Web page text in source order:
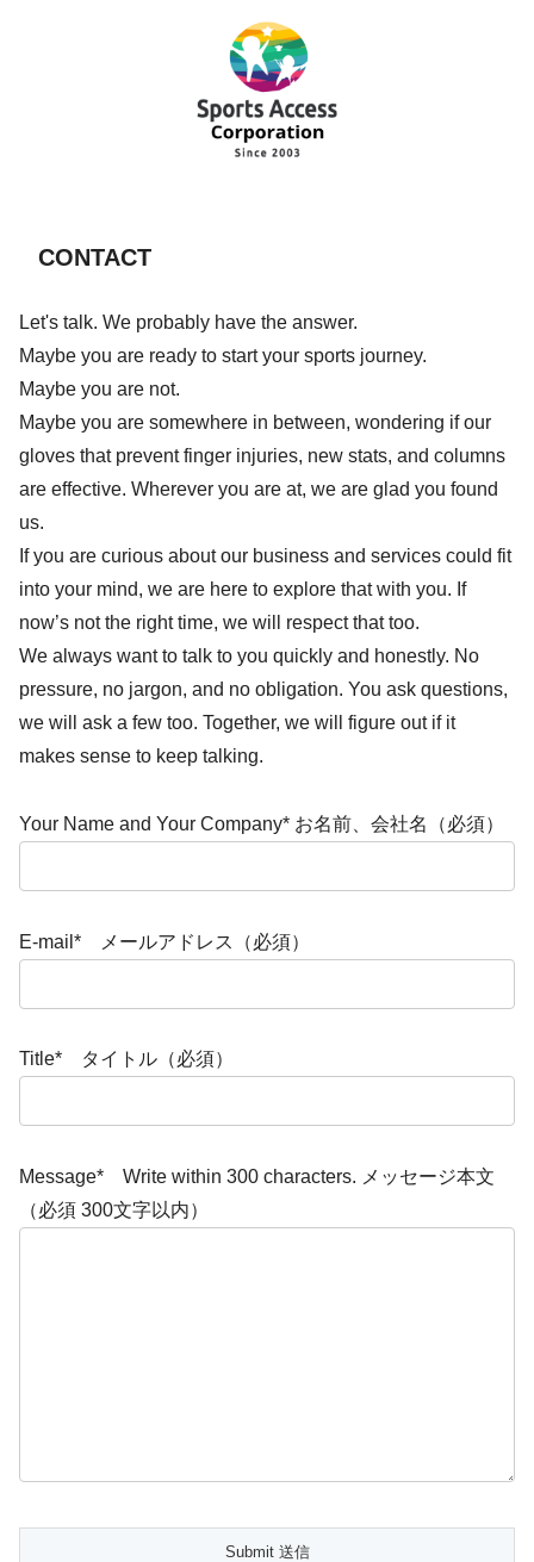
CONTACT
Let's talk. We probably have the answer.
Maybe you are ready to start your sports journey.
Maybe you are not.
Maybe you are somewhere in between, wondering if our
gloves that prevent finger injuries, new stats, and columns
are effective. Wherever you are at, we are glad you found
us.
If you are curious about our business and services could fit
into your mind, we are here to explore that with you. If
now’s not the right time, we will respect that too.
We always want to talk to you quickly and honestly. No
pressure, no jargon, and no obligation. You ask questions,
we will ask a few too. Together, we will figure out if it
makes sense to keep talking.
Your Name and Your Company* お名前、会社名（必須）
E-mail* メールアドレス（必須）
Title* タイトル（必須）
Message* Write within 300 characters. メッセージ本文
（必須 300文字以内）